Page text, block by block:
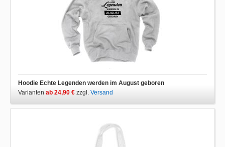
Hoodie Echte Legenden werden im August geboren
Varianten ab 24,90 € zzgl. Versand